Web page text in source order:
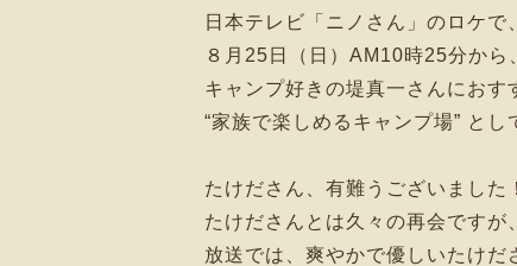
日本テレビ「ニノさん」のロケで
８月25日（日）AM10時25分から
キャンプ好きの堤真一さんにおす
“家族で楽しめるキャンプ場” と
たけださん、有難うございました！
たけださんとは久々の再会ですが
放送では、爽やかで優しいたけ